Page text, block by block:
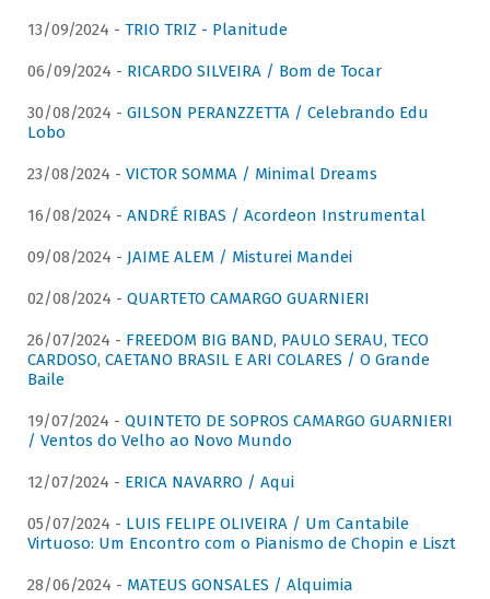
13/09/2024 - TRIO TRIZ - Planitude
06/09/2024 - RICARDO SILVEIRA / Bom de Tocar
30/08/2024 - GILSON PERANZZETTA / Celebrando Edu
Lobo
23/08/2024 - VICTOR SOMMA / Minimal Dreams
16/08/2024 - ANDRÉ RIBAS / Acordeon Instrumental
09/08/2024 - JAIME ALEM / Misturei Mandei
02/08/2024 - QUARTETO CAMARGO GUARNIERI
26/07/2024 - FREEDOM BIG BAND, PAULO SERAU, TECO
CARDOSO, CAETANO BRASIL E ARI COLARES / O Grande
Baile
19/07/2024 - QUINTETO DE SOPROS CAMARGO GUARNIERI
/ Ventos do Velho ao Novo Mundo
12/07/2024 - ERICA NAVARRO / Aqui
05/07/2024 - LUIS FELIPE OLIVEIRA / Um Cantabile
Virtuoso: Um Encontro com o Pianismo de Chopin e Liszt
28/06/2024 - MATEUS GONSALES / Alquimia